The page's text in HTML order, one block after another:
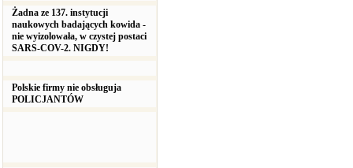
Żadna ze 137. instytucji
naukowych badających kowida -
nie wyizolowała, w czystej postaci
SARS-COV-2. NIGDY!
Polskie firmy nie obsługuja
POLICJANTÓW